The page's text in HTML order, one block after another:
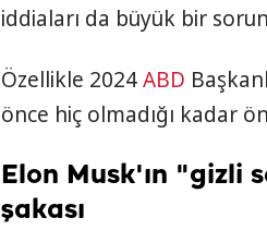
iddiaları da büyük bir
Özellikle 2024ABD
önce hiç olmadığı kadar
Elon Musk'ın "gizli
şakası